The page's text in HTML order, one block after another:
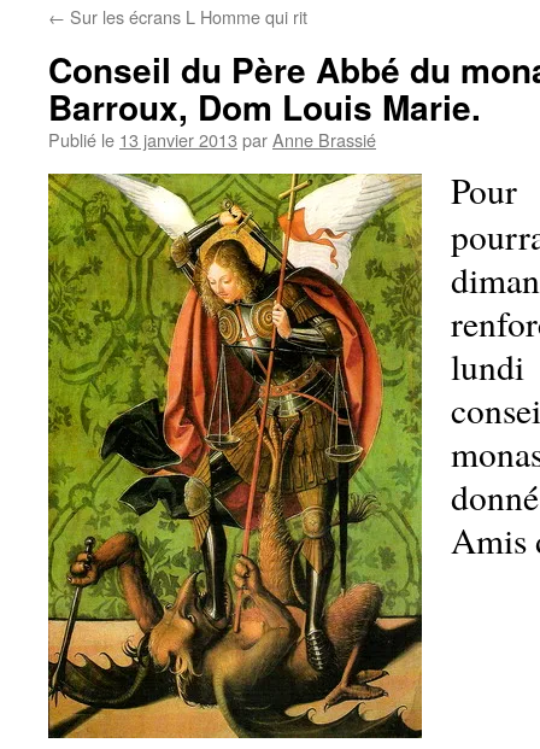
contenu
← Sur les écrans L Homme qui rit
Conseil du Père Abbé du
Barroux, Dom Louis Marie.
Publié le 13 janvier 2013 parAnne Brassié
Amis